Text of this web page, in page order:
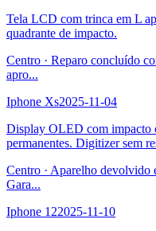
Tela LCD com trinca em L
quadrante de impacto.
Centro · Reparo concluído
apro...
Iphone Xs2025-11-04
Display OLED com impacto
permanentes. Digitizer sem
Centro · Aparelho devolvido
Gara...
Iphone 122025-11-10